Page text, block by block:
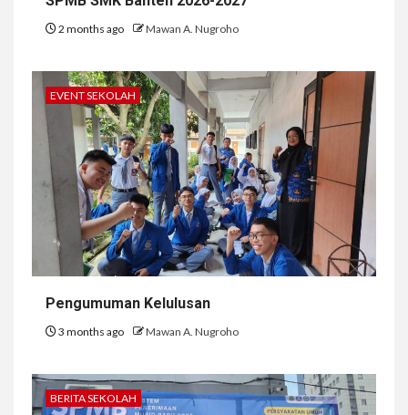
2 months ago Mawan A. Nugroho
EVENT SEKOLAH
Pengumuman Kelulusan
3 months ago Mawan A. Nugroho
BERITA SEKOLAH